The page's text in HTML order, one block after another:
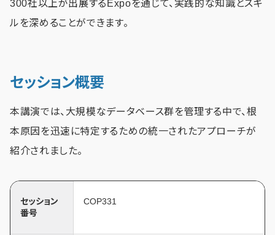
300社以上が出展するExpoを通じて、実践的な知識とスキ
ルを深めることができます。
セッション概要
本講演では、大規模なデータベース群を管理する中で、根
本原因を迅速に特定するための統一されたアプローチが
紹介されました。
セッション
番号
COP331